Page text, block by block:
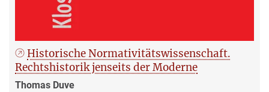
Historische Normativitätswissenschaft.
Rechtshistorik jenseits der Moderne
Thomas Duve